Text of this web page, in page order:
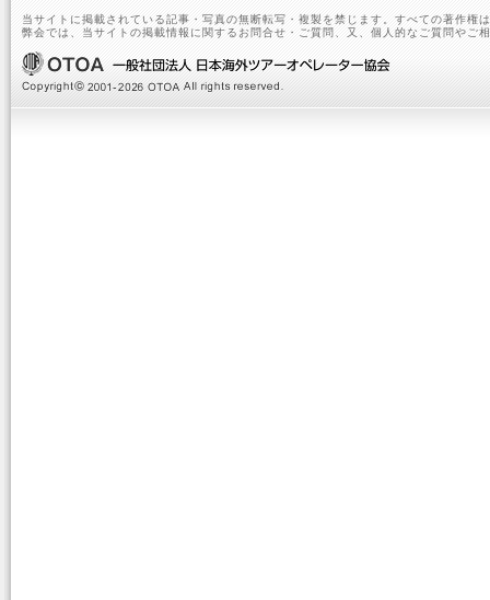
当サイトに掲載されている記事・写真の無断転写・複製を禁じます。すべての著作権
弊会では、当サイトの掲載情報に関するお問合せ・ご質問、又、個人的なご質問やご